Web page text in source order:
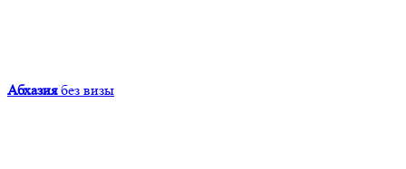
Абхазия без визы